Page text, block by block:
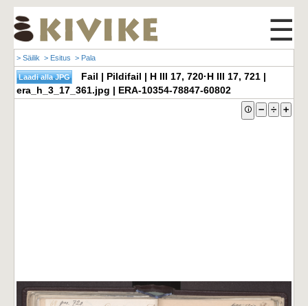
☰
> Säilik > Esitus > Pala
Fail | Pildifail | H III 17, 720·H III 17, 721 |
era_h_3_17_361.jpg | ERA-10354-78847-60802